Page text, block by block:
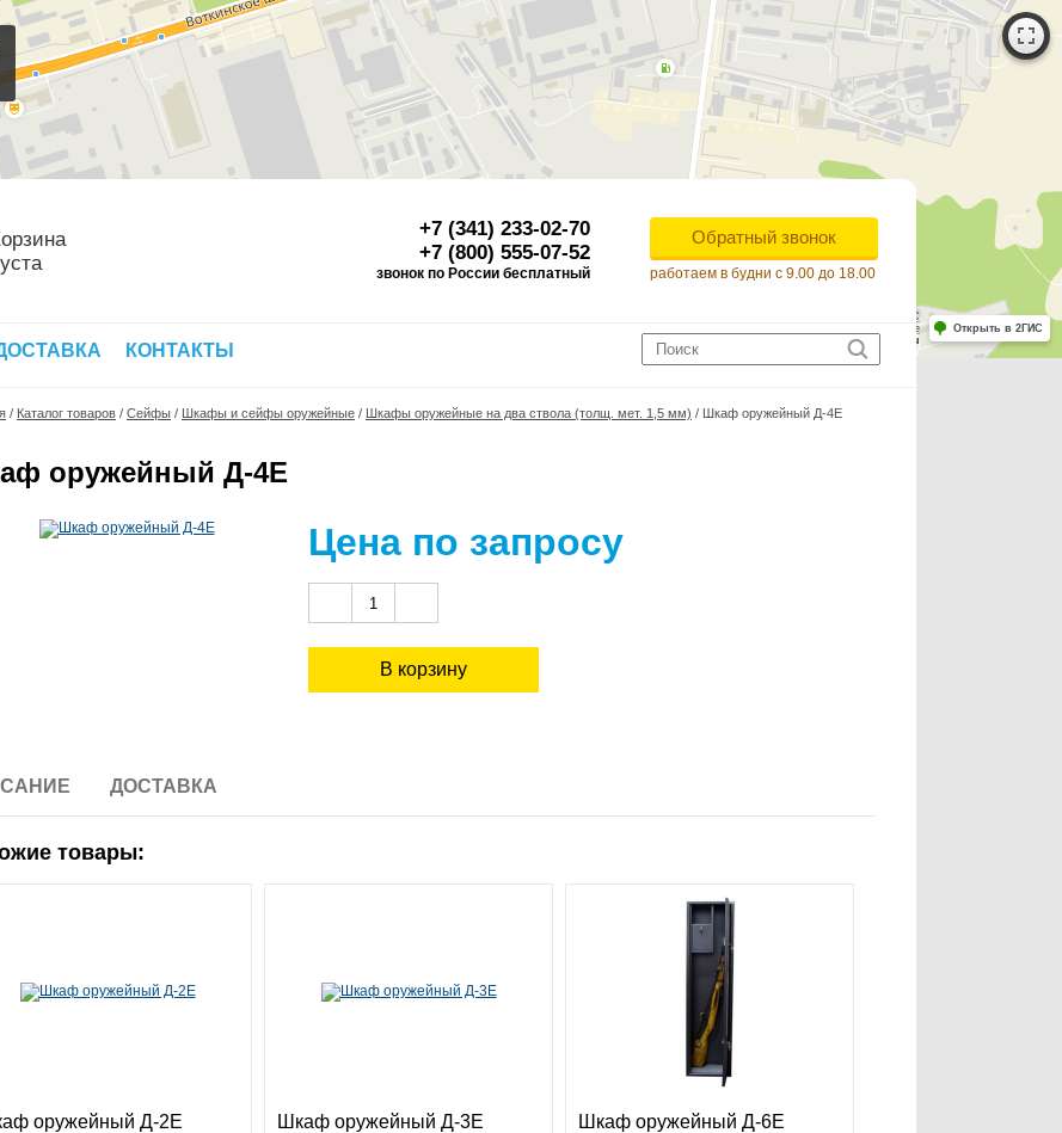
Работает на API 2ГИС
Лицензионное соглашение
Для корректной работы Raster JS API нужен ключ. Помощь: api@2gis.ru
Открыть в 2ГИС
+7 (341) 233-02-70
+7 (800) 555-07-52
звонок по России бесплатный
Обратный звонок
работаем в будни с 9.00 до 18.00
КОНТАКТЫ
/ Каталог товаров / Сейфы / Шкафы и сейфы оружейные / Шкафы оружейные на два ствола (толщ. мет. 1,5 мм) / Шкаф оружейный Д-4Е
оружейный Д-4Е
Цена по запросу
ДОСТАВКА
товары:
оружейный Д-2Е Шкаф оружейный Д-3Е Шкаф оружейный Д-6Е